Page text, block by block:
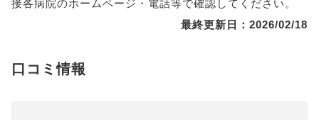
接各病院のホームページ・電話等で確認してください。
最終更新日：2026/02/18
口コミ情報